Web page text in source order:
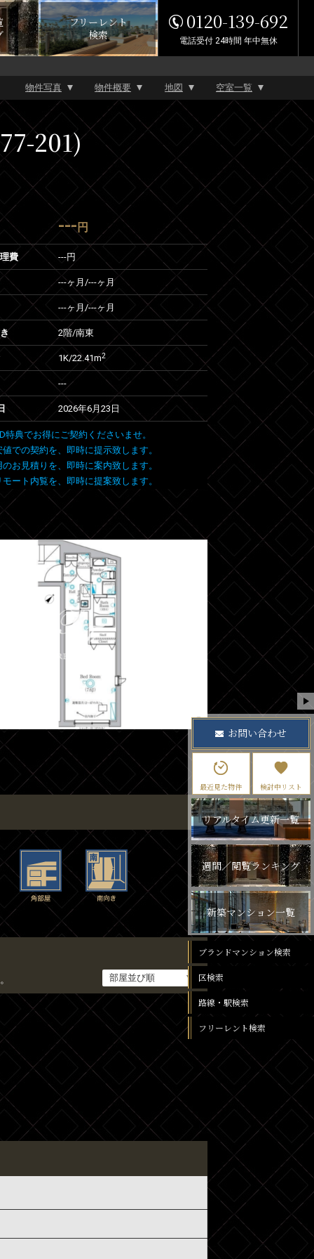
フリーレント
検索
0120-139-692
電話受付 24時間 年中無休
物件写真 物件概要 地図 空室一覧
201)
--- 円
費 ---円
---ヶ月 /---ヶ月
---ヶ月 /---ヶ月
2階/南東
1K/22.41m2
---
2026年6月23日
特典でお得にご契約くださいませ。
での契約を、即時に提示致します。
お見積りを、即時に案内致します。
ート内覧を、即時に提案致します。
お問い合わせ
最近見た物件 検討中リスト
リアルタイム更新一覧
週間／閲覧ランキング
新築マンション一覧
ブランドマンション検索
区検索
路線・駅検索
フリーレント検索